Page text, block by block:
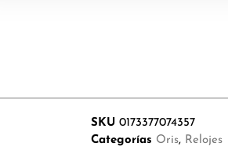
SKU 0173377074357
Categorías Oris, Relojes